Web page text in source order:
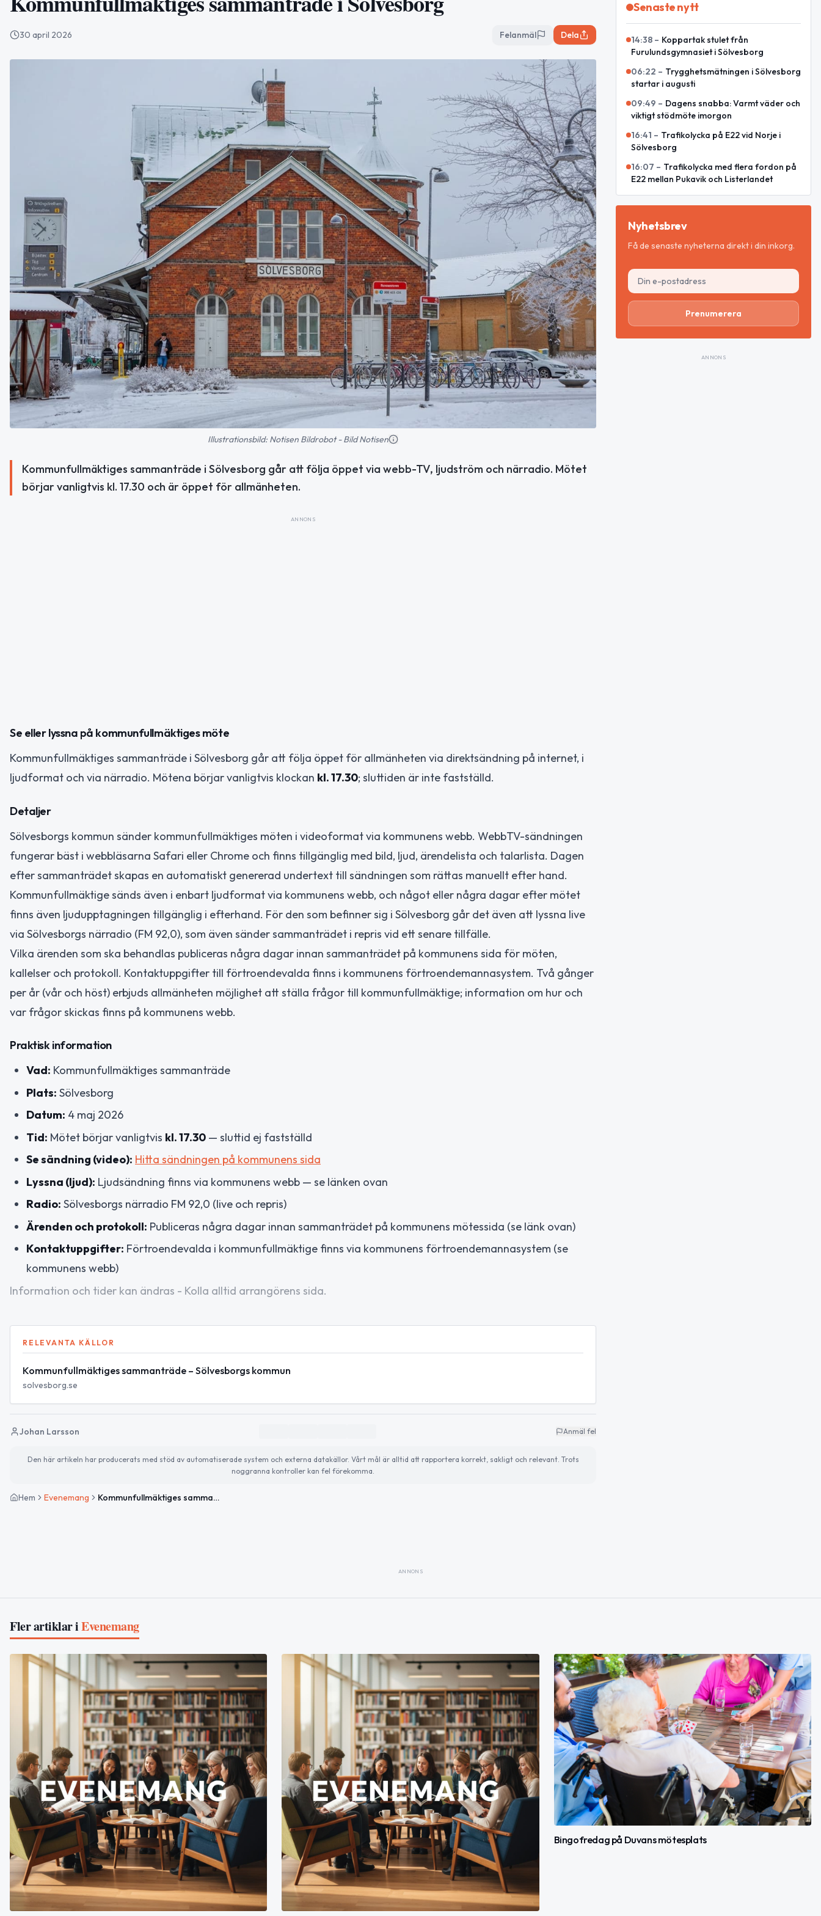
30 april 2026 Felanmäl Dela
Illustrationsbild: Notisen Bildrobot - Bild Notisen
Kommunfullmäktiges sammanträde i Sölvesborg går att följa öppet via webb-TV, ljudström och närradio. Mötet
börjar vanligtvis kl. 17.30 och är öppet för allmänheten.
ANNONS
Se eller lyssna på kommunfullmäktiges möte
Kommunfullmäktiges sammanträde i Sölvesborg går att följa öppet för allmänheten via direktsändning på internet, i
ljudformat och via närradio. Mötena börjar vanligtvis klockan kl. 17.30; sluttiden är inte fastställd.
Detaljer
Sölvesborgs kommun sänder kommunfullmäktiges möten i videoformat via kommunens webb. WebbTV-sändningen
fungerar bäst i webbläsarna Safari eller Chrome och finns tillgänglig med bild, ljud, ärendelista och talarlista. Dagen
efter sammanträdet skapas en automatiskt genererad undertext till sändningen som rättas manuellt efter hand.
Kommunfullmäktige sänds även i enbart ljudformat via kommunens webb, och något eller några dagar efter mötet
finns även ljudupptagningen tillgänglig i efterhand. För den som befinner sig i Sölvesborg går det även att lyssna live
via Sölvesborgs närradio (FM 92,0), som även sänder sammanträdet i repris vid ett senare tillfälle.
Vilka ärenden som ska behandlas publiceras några dagar innan sammanträdet på kommunens sida för möten,
kallelser och protokoll. Kontaktuppgifter till förtroendevalda finns i kommunens förtroendemannasystem. Två gånger
per år (vår och höst) erbjuds allmänheten möjlighet att ställa frågor till kommunfullmäktige; information om hur och
var frågor skickas finns på kommunens webb.
Praktisk information
Vad: Kommunfullmäktiges sammanträde
Plats: Sölvesborg
Datum: 4 maj 2026
Tid: Mötet börjar vanligtvis kl. 17.30 — sluttid ej fastställd
Se sändning (video): Hitta sändningen på kommunens sida
Lyssna (ljud): Ljudsändning finns via kommunens webb — se länken ovan
Radio: Sölvesborgs närradio FM 92,0 (live och repris)
Ärenden och protokoll: Publiceras några dagar innan sammanträdet på kommunens mötessida (se länk ovan)
Kontaktuppgifter: Förtroendevalda i kommunfullmäktige finns via kommunens förtroendemannasystem (se
kommunens webb)
Information och tider kan ändras - Kolla alltid arrangörens sida.
RELEVANTA KÄLLOR
Kommunfullmäktiges sammanträde – Sölvesborgs kommun
solvesborg.se
Johan Larsson Anmäl fel
Den här artikeln har producerats med stöd av automatiserade system och externa datakällor. Vårt mål är alltid att rapportera korrekt, sakligt och relevant. Trots
noggranna kontroller kan fel förekomma.
Hem Evenemang Kommunfullmäktiges sammanträde i Sölvesborg
Senaste nytt
14:38 – Koppartak stulet från
Furulundsgymnasiet i Sölvesborg
06:22 – Trygghetsmätningen i Sölvesborg
startar i augusti
09:49 – Dagens snabba: Varmt väder och
viktigt stödmöte imorgon
16:41 – Trafikolycka på E22 vid Norje i
Sölvesborg
16:07 – Trafikolycka med flera fordon på
E22 mellan Pukavik och Listerlandet
Nyhetsbrev
Få de senaste nyheterna direkt i din inkorg.
Prenumerera
ANNONS
ANNONS
Fler artiklar iEvenemang
Bingofredag på Duvans mötesplats